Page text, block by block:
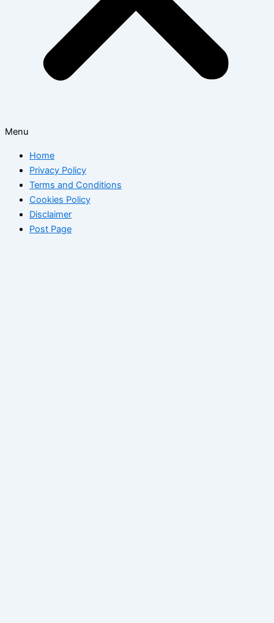
Menu
Home
Privacy Policy
Terms and Conditions
Cookies Policy
Disclaimer
Post Page